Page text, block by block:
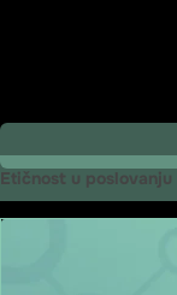
Etičnost u poslovanju